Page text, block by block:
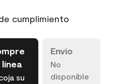
cumplimiento
línea
su
Envío
No
disponible